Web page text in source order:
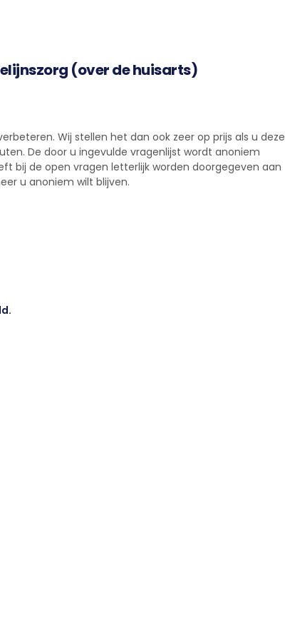
(over de huisarts)
Wij stellen het dan ook zeer op prijs als u deze
De door u ingevulde vragenlijst wordt anoniem
bij de open vragen letterlijk worden doorgegeven aan
u anoniem wilt blijven.